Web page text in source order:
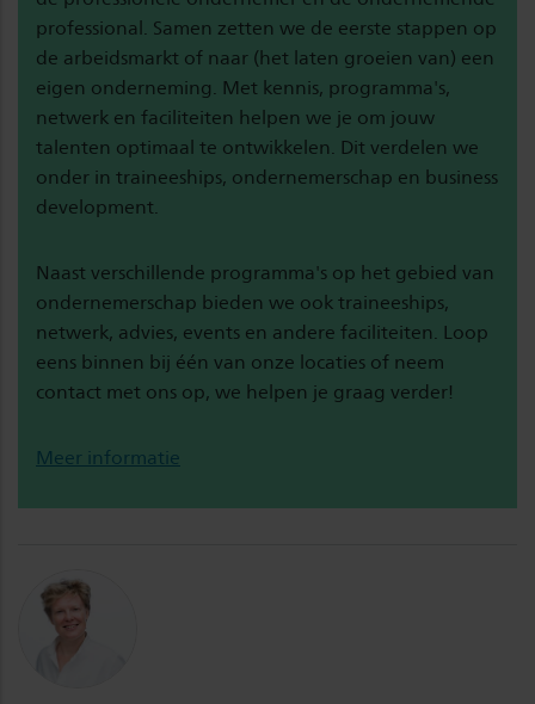
professional. Samen zetten we de eerste stappen op
de arbeidsmarkt of naar (het laten groeien van) een
eigen onderneming. Met kennis, programma's,
netwerk en faciliteiten helpen we je om jouw
talenten optimaal te ontwikkelen. Dit verdelen we
onder in traineeships, ondernemerschap en business
development.
Naast verschillende programma's op het gebied van
ondernemerschap bieden we ook traineeships,
netwerk, advies, events en andere faciliteiten. Loop
eens binnen bij één van onze locaties of neem
contact met ons op, we helpen je graag verder!
Meer informatie